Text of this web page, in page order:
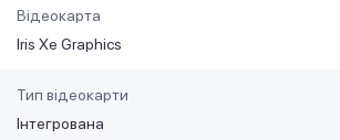
Відеокарта
Iris Xe Graphics
Тип відеокарти
Інтегрована